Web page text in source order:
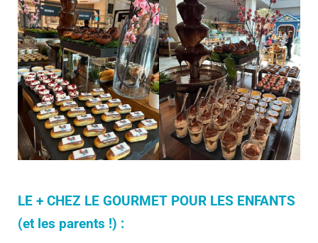
LE + CHEZ LE GOURMET POUR LES ENFANTS
(et les parents !) :